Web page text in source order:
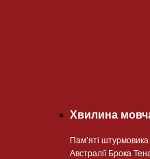
Хвилина
Пам’яті штурмовика
Австралії Брока